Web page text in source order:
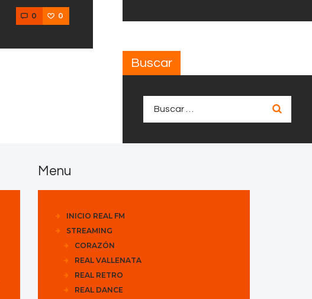
0 0
Buscar
Menu
INICIO REAL FM
STREAMING
CORAZÓN
REAL VALLENATA
REAL RETRO
REAL DANCE